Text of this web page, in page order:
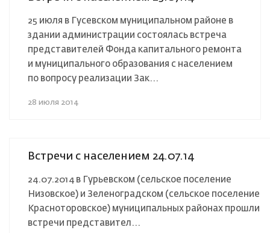
25 июля в Гусевском муниципальном районе в
здании администрации состоялась встреча
представителей Фонда капитального ремонта
и муниципального образования с населением
по вопросу реализации Зак...
28 июля 2014
Встречи с населением 24.07.14
24.07.2014 в Гурьевском (сельское поселение
Низовское) и Зеленоградском (сельское поселение
Красноторовское) муниципальных районах прошли
встречи представител...